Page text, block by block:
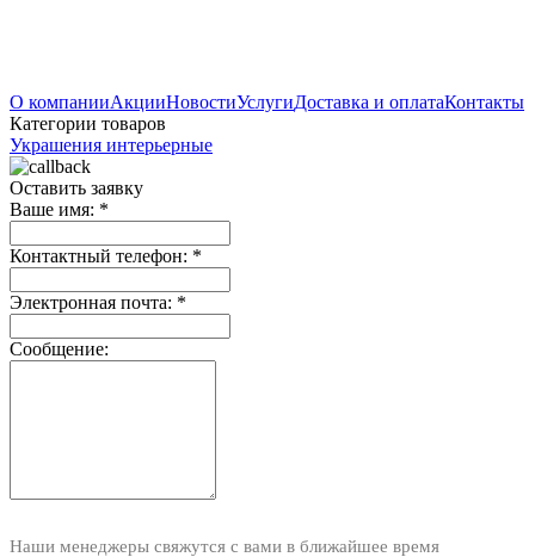
О компанииАкцииНовостиУслугиДоставка и оплатаКонтакты
Категории товаров
Украшения интерьерные
Оставить заявку
Ваше имя: *
Контактный телефон: *
Электронная почта: *
Сообщение:
Наши менеджеры свяжутся с вами в ближайшее время